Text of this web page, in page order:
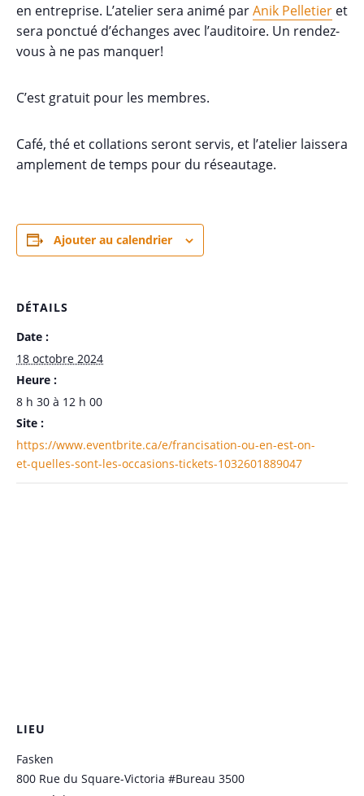
en entreprise. L’atelier sera animé parAnik Pelletier et
sera ponctué d’échanges avec l’auditoire. Un rendez-
vous à ne pas manquer!
C’est gratuit pour les membres.
Café, thé et collations seront servis, et l’atelier laissera
amplement de temps pour du réseautage.
Ajouter au calendrier
DÉTAILS
Date :
18 octobre 2024
Heure :
8 h 30 à 12 h 00
Site :
https://www.eventbrite.ca/e/francisation-ou-en-est-on-
et-quelles-sont-les-occasions-tickets-1032601889047
LIEU
Fasken
800 Rue du Square-Victoria #Bureau 3500